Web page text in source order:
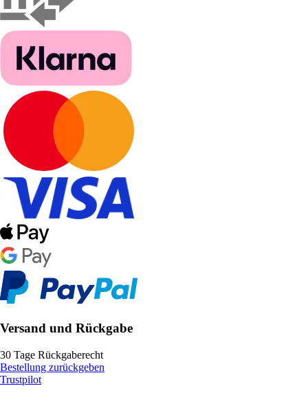
Versand und Rückgabe
30 Tage Rückgaberecht
Bestellung zurückgeben
Trustpilot